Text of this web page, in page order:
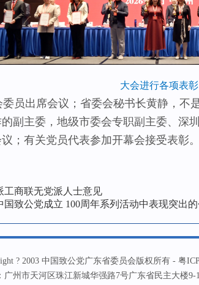
大会进行各项表彰
员出席会议；省委会秘书长黄静，不
的副主委，地级市委会专职副主委、
；有关党员代表参加开幕会接受表彰。
工商联无党派人士意见
致公党成立 100周年系列活动中表现突出
? 2003 中国致公党广东省委员会版权所有 - 粤
广州市天河区珠江新城华强路7号广东省民主大楼9-